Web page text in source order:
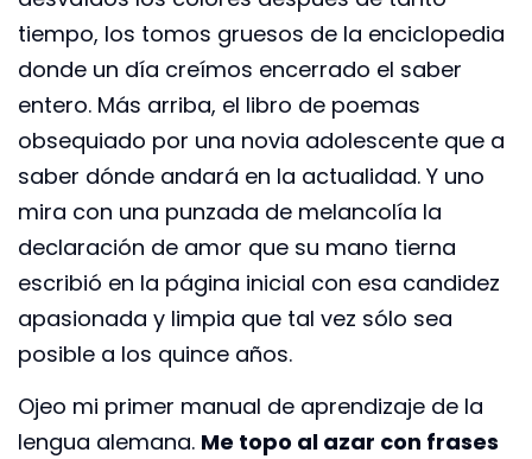
tiempo, los tomos gruesos de la enciclopedia
donde un día creímos encerrado el saber
entero. Más arriba, el libro de poemas
obsequiado por una novia adolescente que a
saber dónde andará en la actualidad. Y uno
mira con una punzada de melancolía la
declaración de amor que su mano tierna
escribió en la página inicial con esa candidez
apasionada y limpia que tal vez sólo sea
posible a los quince años.
Ojeo mi primer manual de aprendizaje de la
lengua alemana. Me topo al azar con frases